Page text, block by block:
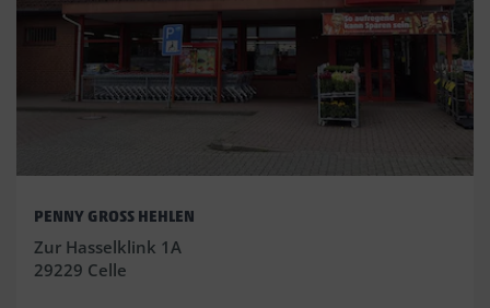
PENNY GROSS HEHLEN
Zur Hasselklink 1A
29229 Celle